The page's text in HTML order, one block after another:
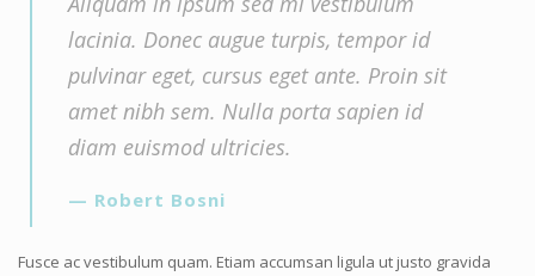
lacinia. Donec augue turpis, tempor id
pulvinar eget, cursus eget ante. Proin sit
amet nibh sem. Nulla porta sapien id
diam euismod ultricies.
Robert Bosni
Fusce ac vestibulum quam. Etiam accumsan ligula ut justo gravida